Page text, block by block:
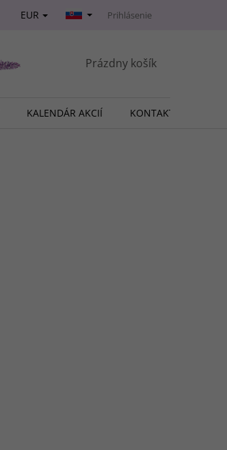
EUR Prihlásenie
NÁKUPNÝ
Prázdny košík
KALENDÁR AKCIÍ KONTAKT